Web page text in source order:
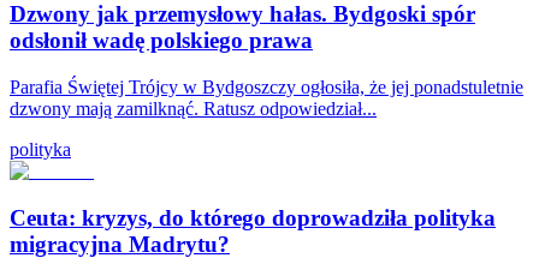
Dzwony jak przemysłowy hałas. Bydgoski spór
odsłonił wadę polskiego prawa
Parafia Świętej Trójcy w Bydgoszczy ogłosiła, że jej ponadstuletnie
dzwony mają zamilknąć. Ratusz odpowiedział...
polityka
Ceuta: kryzys, do którego doprowadziła polityka
migracyjna Madrytu?